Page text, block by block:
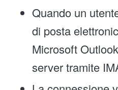
Quando un
di posta
Microsoft
server tramite